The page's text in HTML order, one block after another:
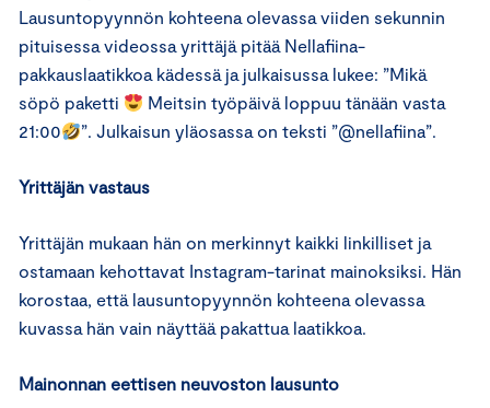
Lausuntopyynnön kohteena olevassa viiden sekunnin
pituisessa videossa yrittäjä pitää Nellafiina-
pakkauslaatikkoa kädessä ja julkaisussa lukee: ”Mikä
söpö paketti
Meitsin työpäivä loppuu tänään vasta
21:00
”. Julkaisun yläosassa on teksti ”@nellafiina”.
Yrittäjän vastaus
Yrittäjän mukaan hän on merkinnyt kaikki linkilliset ja
ostamaan kehottavat Instagram-tarinat mainoksiksi. Hän
korostaa, että lausuntopyynnön kohteena olevassa
kuvassa hän vain näyttää pakattua laatikkoa.
Mainonnan eettisen neuvoston lausunto